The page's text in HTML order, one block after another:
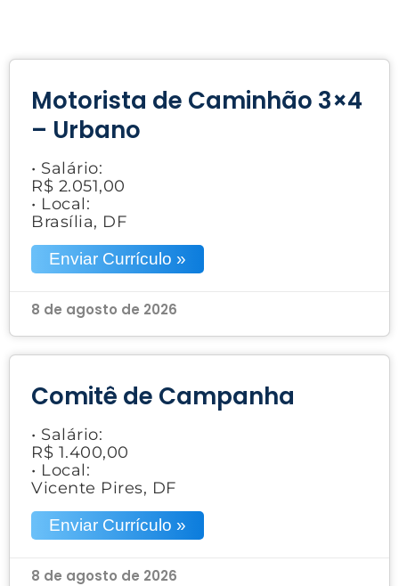
Motorista de Caminhão 3×4
– Urbano
• Salário:
R$ 2.051,00
• Local:
Brasília, DF
Enviar Currículo »
8 de agosto de 2026
Comitê de Campanha
• Salário:
R$ 1.400,00
• Local:
Vicente Pires, DF
Enviar Currículo »
8 de agosto de 2026